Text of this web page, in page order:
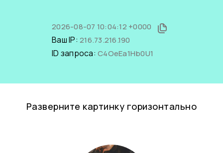
2026-08-07 10:04:12 +0000
Ваш IP: 216.73.216.190
ID запроса: C4OeEa1Hb0U1
Разверните картинку горизонтально